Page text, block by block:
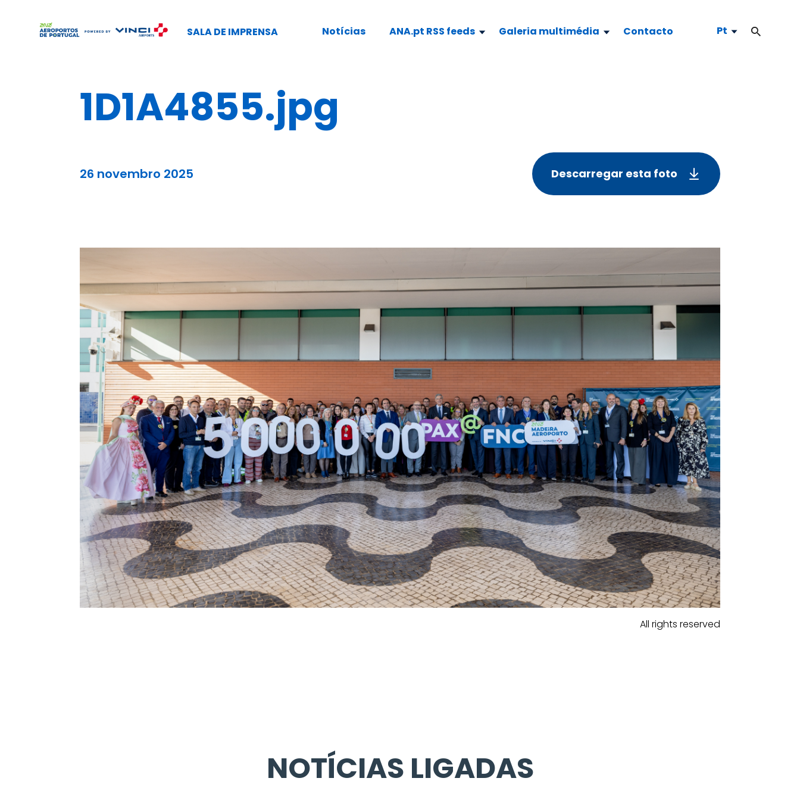
SALA DE IMPRENSA Notícias ANA.pt RSS feeds Galeria multimédia Contacto Pt
1D1A4855.jpg
26 novembro 2025 Descarregar esta foto
All rights reserved
NOTÍCIAS LIGADAS